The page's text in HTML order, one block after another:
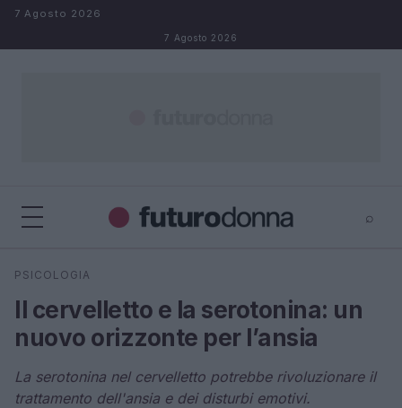
Salta al contenuto
7 Agosto 2026
7 Agosto 2026
⌕
Cerca
PSICOLOGIA
Il cervelletto e la serotonina: un
nuovo orizzonte per l’ansia
La serotonina nel cervelletto potrebbe rivoluzionare il
trattamento dell'ansia e dei disturbi emotivi.